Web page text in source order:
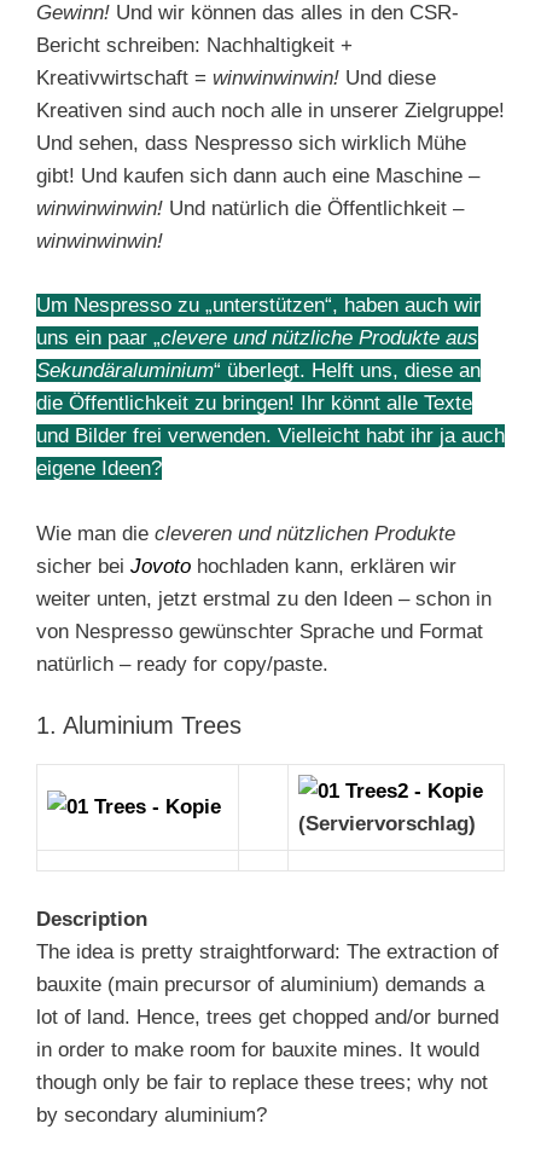
Gewinn! Und wir können das alles in den CSR-
Bericht schreiben: Nachhaltigkeit +
Kreativwirtschaft = winwinwinwin! Und diese
Kreativen sind auch noch alle in unserer Zielgruppe!
Und sehen, dass Nespresso sich wirklich Mühe
gibt! Und kaufen sich dann auch eine Maschine –
winwinwinwin! Und natürlich die Öffentlichkeit –
winwinwinwin!
Um Nespresso zu „unterstützen“, haben auch wir
uns ein paar „clevere und nützliche Produkte aus
Sekundäraluminium“ überlegt. Helft uns, diese an
die Öffentlichkeit zu bringen! Ihr könnt alle Texte
und Bilder frei verwenden. Vielleicht habt ihr ja auch
eigene Ideen?
Wie man die cleveren und nützlichen Produkte
sicher bei Jovoto hochladen kann, erklären wir
weiter unten, jetzt erstmal zu den Ideen – schon in
von Nespresso gewünschter Sprache und Format
natürlich – ready for copy/paste.
1. Aluminium Trees
(Serviervorschlag)
Description
The idea is pretty straightforward: The extraction of
bauxite (main precursor of aluminium) demands a
lot of land. Hence, trees get chopped and/or burned
in order to make room for bauxite mines. It would
though only be fair to replace these trees; why not
by secondary aluminium?